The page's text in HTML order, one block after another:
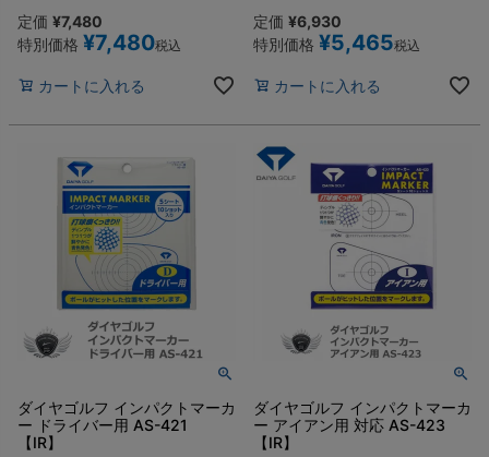
定価 ¥7,480
特別価格 ¥7,480税込
カートに入れる
定価 ¥6,930
特別価格 ¥5,465税込
カートに入れる
ダイヤゴルフ インパクトマーカ
ー ドライバー用 AS-421
【IR】
ダイヤゴルフ インパクトマーカ
ー アイアン用 対応 AS-423
【IR】